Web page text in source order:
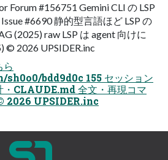
Forum #156751 Gemini CLI の LSP
#6690 静的型言語ほど LSP の
(2025) raw LSP は agent 向けに
© 2026 UPSIDER.inc
ら
bdd9d0c 155 セッション
・CLAUDE.md 全文・再現コマ
2026 UPSIDER.inc